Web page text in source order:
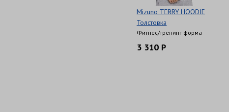
Mizuno TERRY HOODIE
Толстовка
Фитнес/тренинг форма
3 310 Р